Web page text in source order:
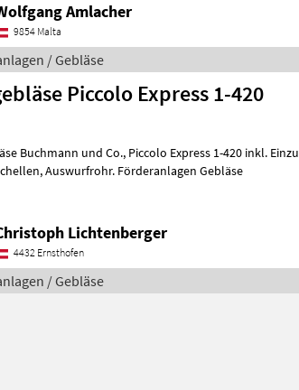
Amlacher
9854 Malta
/ Gebläse
Piccolo Express 1-420
Piccolo Express 1-420 inkl. Einzugtrichter, 60° Bogen, 30° Bogen, 2 Stk., 2 m
Rohr, 5 Schellen, Auswurfrohr. Förderanlagen Gebläse
Lichtenberger
4432 Ernsthofen
/ Gebläse